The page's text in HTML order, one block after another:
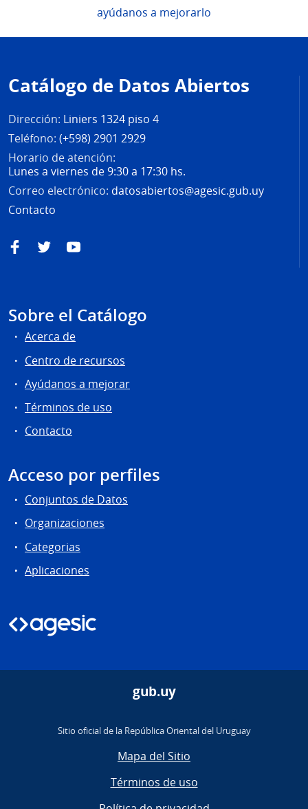
ayúdanos a mejorarlo
de
página
Catálogo de Datos Abiertos
Dirección: Liniers 1324 piso 4
Teléfono: (+598) 2901 2929
Horario de atención:
Lunes a viernes de 9:30 a 17:30 hs.
Correo electrónico: datosabiertos@agesic.gub.uy
Contacto
FacebookTwitterYouTube
Sobre el Catálogo
Acerca de
Centro de recursos
Ayúdanos a mejorar
Términos de uso
Contacto
Acceso por perfiles
Conjuntos de Datos
Organizaciones
Categorias
Aplicaciones
gub.uy
Sitio oficial de la República Oriental del Uruguay
Mapa del Sitio
Términos de uso